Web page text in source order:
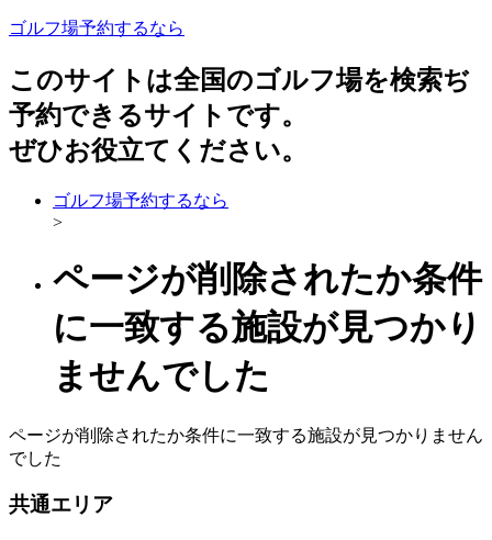
ゴルフ場予約するなら
このサイトは全国のゴルフ場を検索ぢ
予約できるサイトです。
ぜひお役立てください。
ゴルフ場予約するなら
>
ページが削除されたか条件
に一致する施設が見つかり
ませんでした
ページが削除されたか条件に一致する施設が見つかりません
でした
共通エリア